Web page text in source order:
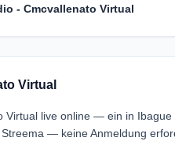
- Cmcvallenato Virtual
Virtual
Virtual live online — ein in
— keine Anmeldung